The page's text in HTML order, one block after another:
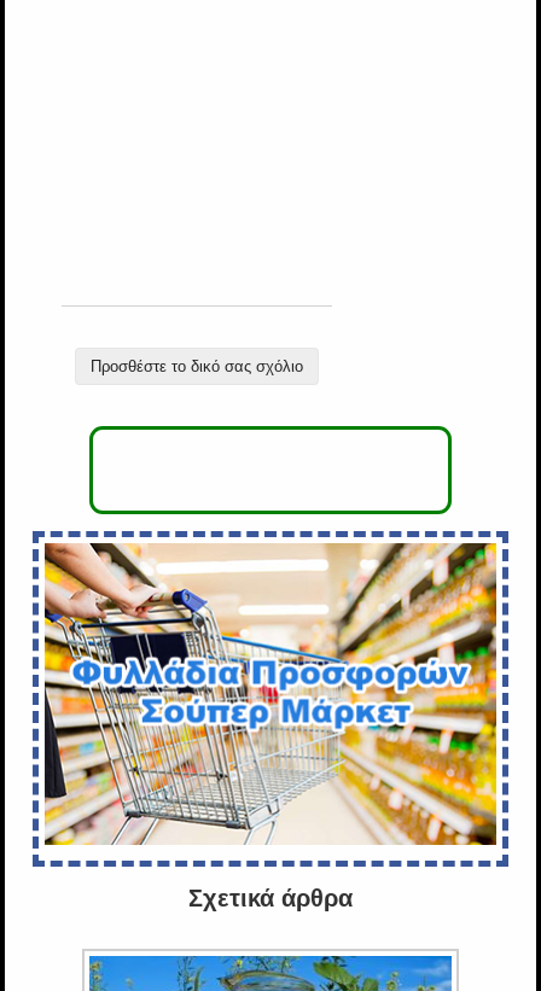
Προσθέστε το δικό σας σχόλιο
Σχετικά άρθρα